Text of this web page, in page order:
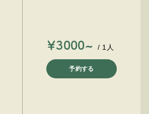
￥3000~ / 1人
予約する